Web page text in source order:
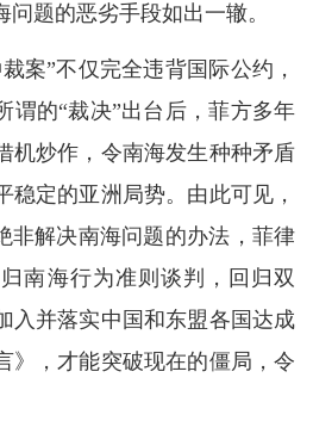
题的恶劣手段如出一辙。
案”不仅完全违背国际公约，
谓的“裁决”出台后，菲方多年
机炒作，令南海发生种种矛盾
稳定的亚洲局势。由此可见，
非解决南海问题的办法，菲律
南海行为准则谈判，回归双
入并落实中国和东盟各国达成
》，才能突破现在的僵局，令